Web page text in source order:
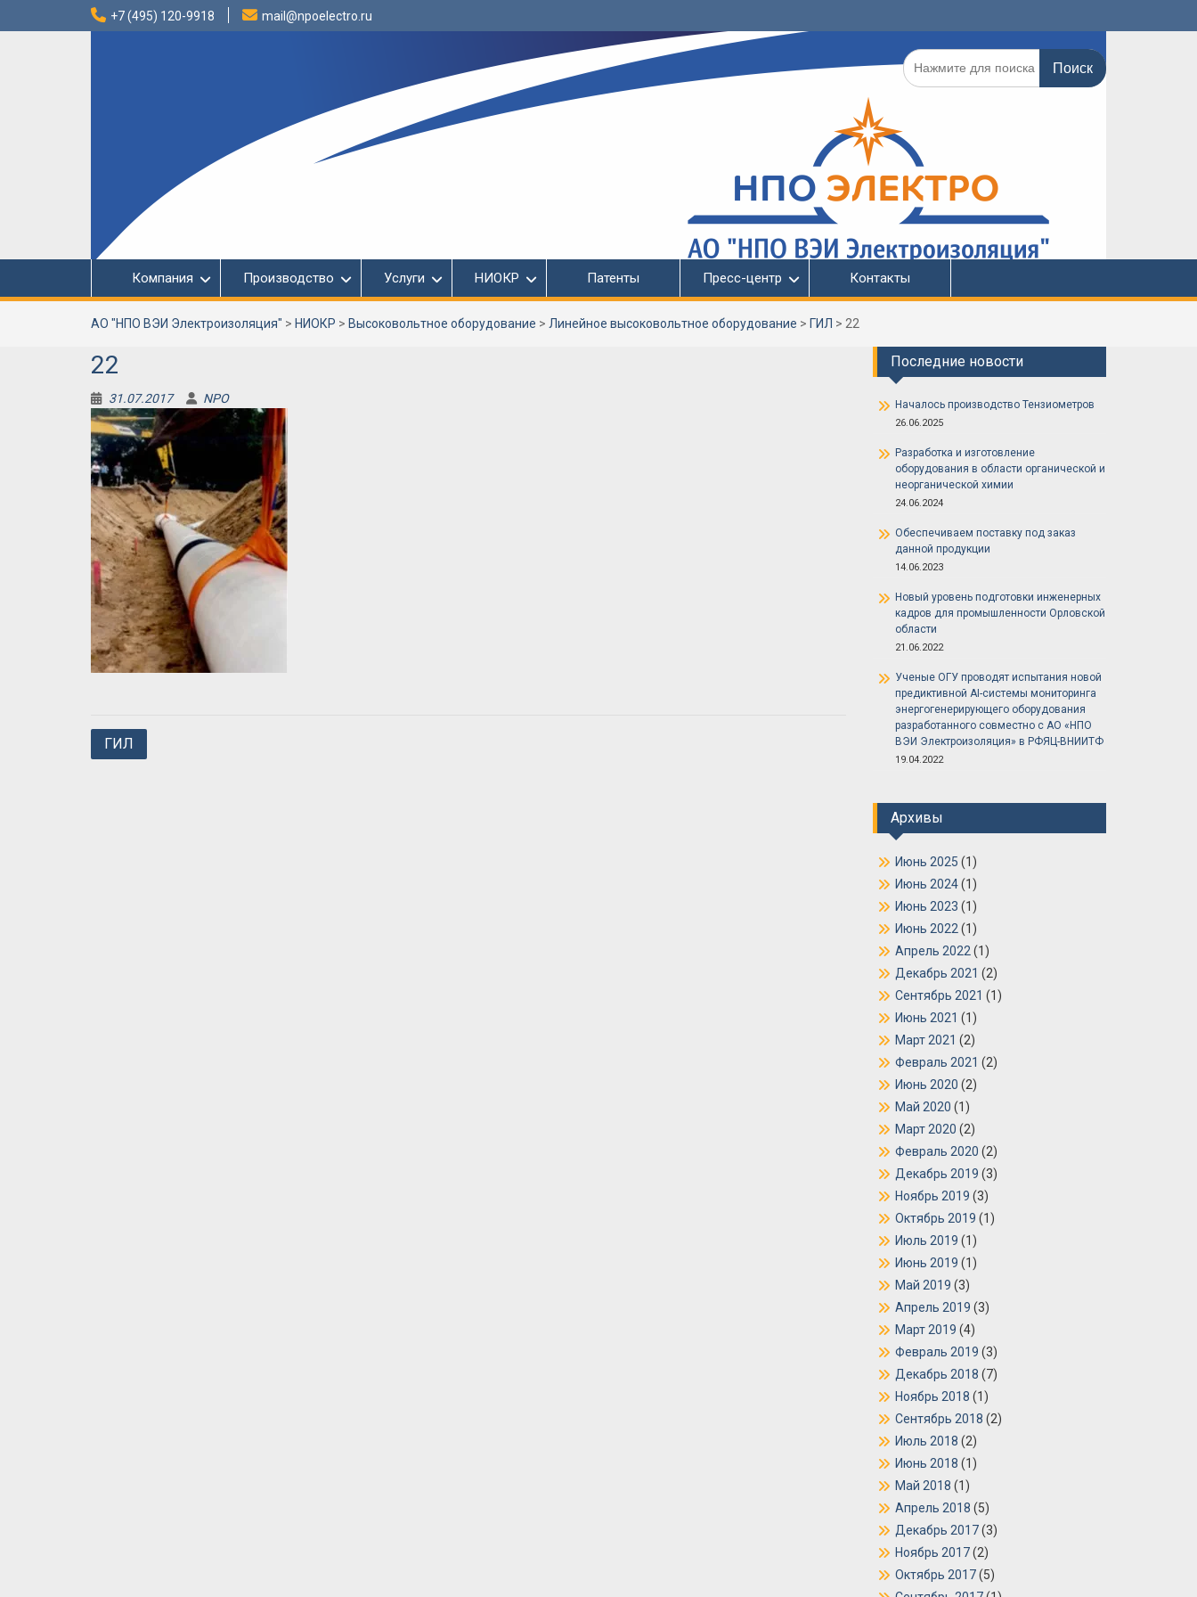
+7 (495) 120-9918 mail@npoelectro.ru
Поиск
по:
Компания Производство Услуги НИОКР Патенты Пресс-центр Контакты
АО "НПО ВЭИ Электроизоляция" > НИОКР > Высоковольтное оборудование > Линейное высоковольтное оборудование > ГИЛ > 22
22
31.07.2017 NPO
Навигация
ГИЛ
Последние новости
Началось производство Тензиометров
26.06.2025
Разработка и изготовление
оборудования в области органической и
неорганической химии
24.06.2024
Обеспечиваем поставку под заказ
данной продукции
14.06.2023
Новый уровень подготовки инженерных
кадров для промышленности Орловской
области
21.06.2022
Ученые ОГУ проводят испытания новой
предиктивной AI-системы мониторинга
энергогенерирующего оборудования
разработанного совместно с АО «НПО
ВЭИ Электроизоляция» в РФЯЦ-ВНИИТФ
19.04.2022
Архивы
Июнь 2025 (1)
Июнь 2024(1)
Июнь 2023 (1)
Июнь 2022 (1)
Апрель 2022 (1)
Декабрь 2021 (2)
Сентябрь 2021 (1)
Июнь 2021 (1)
Март 2021 (2)
Февраль 2021 (2)
Июнь 2020 (2)
Май 2020 (1)
Март 2020 (2)
Февраль 2020 (2)
Декабрь 2019 (3)
Ноябрь 2019 (3)
Октябрь 2019 (1)
Июль 2019 (1)
Июнь 2019 (1)
Май 2019 (3)
Апрель 2019 (3)
Март 2019 (4)
Февраль 2019 (3)
Декабрь 2018 (7)
Ноябрь 2018 (1)
Сентябрь 2018 (2)
Июль 2018 (2)
Июнь 2018 (1)
Май 2018 (1)
Апрель 2018 (5)
Декабрь 2017(3)
Ноябрь 2017(2)
Октябрь 2017(5)